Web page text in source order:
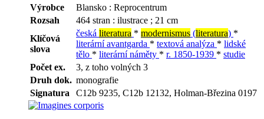
Výrobce
Blansko : Reprocentrum
Rozsah
464 stran : ilustrace ; 21 cm
Klíčová
slova
česká literatura * modernismus (literatura) *
literární avantgarda * textová analýza * lidské
tělo * literární náměty * r. 1850-1939 * studie
Počet ex.
3, z toho volných 3
Druh dok. monografie
Signatura
C12b 9235, C12b 12132, Holman-Březina 0197